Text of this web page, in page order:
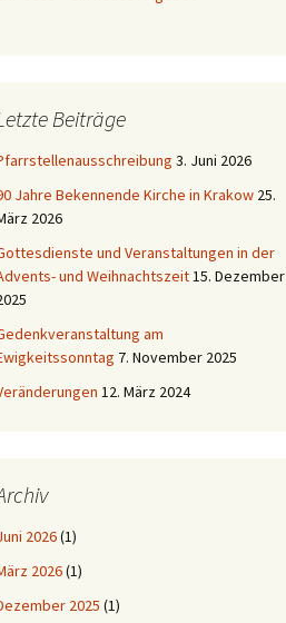
Beiträge
3. Juni 2026
Jahre Bekennende Kirche in Krakow 25.
2026
und Veranstaltungen in der
und Weihnachtszeit15. Dezember
am
7. November 2025
12. März 2024
2026(1)
2026(1)
2025 (1)